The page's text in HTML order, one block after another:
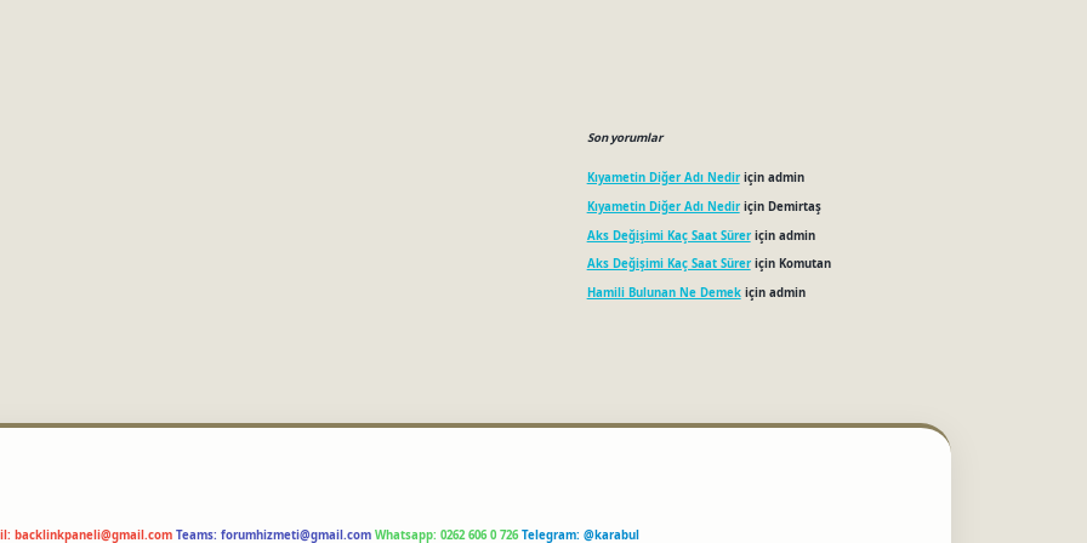
Son yorumlar
Kıyametin Diğer Adı Nediriçin admin
Kıyametin Diğer Adı Nediriçin Demirtaş
Aks Değişimi Kaç Saat Süreriçin admin
Aks Değişimi Kaç Saat Süreriçin Komutan
Hamili Bulunan Ne Demekiçin admin
backlinkpaneli@gmail.com Teams: forumhizmeti@gmail.com Whatsapp: 0262 606 0 726 Telegram: @karabul